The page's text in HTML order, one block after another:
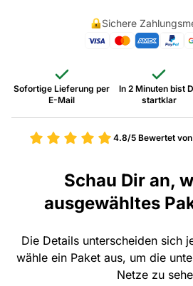
Sichere
Sofortige Lieferung per
E-Mail
In 2 Minuten bist
startklar
4.8/5Bewertet von
Schau Dir an,
ausgewähltes
Die Details unterscheiden sich
wähle ein Paket aus, um die
Netze zu